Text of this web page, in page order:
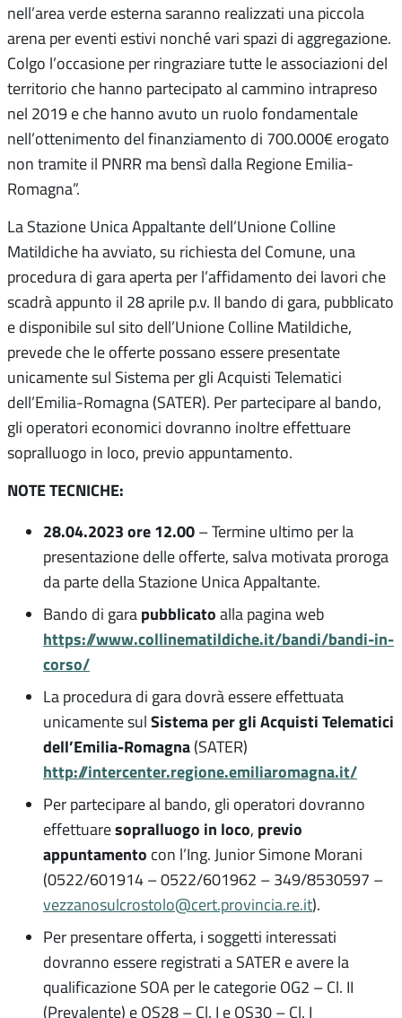
nell’area verde esterna saranno realizzati una piccola
arena per eventi estivi nonché vari spazi di aggregazione.
Colgo l’occasione per ringraziare tutte le associazioni del
territorio che hanno partecipato al cammino intrapreso
nel 2019 e che hanno avuto un ruolo fondamentale
nell’ottenimento del finanziamento di 700.000€ erogato
non tramite il PNRR ma bensì dalla Regione Emilia-
Romagna”.
La Stazione Unica Appaltante dell’Unione Colline
Matildiche ha avviato, su richiesta del Comune, una
procedura di gara aperta per l’affidamento dei lavori che
scadrà appunto il 28 aprile p.v. Il bando di gara, pubblicato
e disponibile sul sito dell’Unione Colline Matildiche,
prevede che le offerte possano essere presentate
unicamente sul Sistema per gli Acquisti Telematici
dell’Emilia-Romagna (SATER). Per partecipare al bando,
gli operatori economici dovranno inoltre effettuare
sopralluogo in loco, previo appuntamento.
NOTE TECNICHE:
28.04.2023 ore 12.00 – Termine ultimo per la
presentazione delle offerte, salva motivata proroga
da parte della Stazione Unica Appaltante.
Bando di gara pubblicato alla pagina web
https://www.collinematildiche.it/bandi/bandi-in-
corso/
La procedura di gara dovrà essere effettuata
unicamente sul Sistema per gli Acquisti Telematici
dell’Emilia-Romagna (SATER)
http://intercenter.regione.emiliaromagna.it/
Per partecipare al bando, gli operatori dovranno
effettuaresopralluogo in loco, previo
appuntamento con l’Ing. Junior Simone Morani
(0522/601914 – 0522/601962 – 349/8530597 –
vezzanosulcrostolo@cert.provincia.re.it).
Per presentare offerta, i soggetti interessati
dovranno essere registrati a SATER e avere la
qualificazione SOA per le categorie OG2 – Cl. II
(Prevalente) e OS28 – Cl. I e OS30 – Cl. I